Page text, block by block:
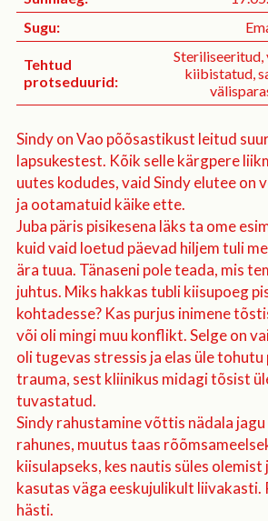
Sugu:
Tehtud
protseduurid:
kiibistatud,
Sindy on Vao põõsastikust leitud
lapsukestest. Kõik selle kärgpere
uutes kodudes, vaid Sindy elutee on
ja ootamatuid käike ette.
Juba päris pisikesena läks ta ome
kuid vaid loetud päevad hiljem tuli
ära tuua. Tänaseni pole teada, mis
juhtus. Miks hakkas tubli kiisupoeg
kohtadesse? Kas purjus inimene
või oli mingi muu konflikt. Selge on
oli tugevas stressis ja elas üle
trauma, sest kliinikus midagi tõsist
tuvastatud.
Sindy rahustamine võttis nädala
rahunes, muutus taas
kiisulapseks, kes nautis süles olemist
kasutas väga eeskujulikult liivakasti.
hästi.